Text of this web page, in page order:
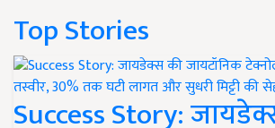
Top Stories
Success Story: